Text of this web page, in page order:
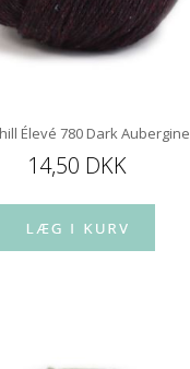
Élevé 780 Dark Aubergine
14,50 DKK